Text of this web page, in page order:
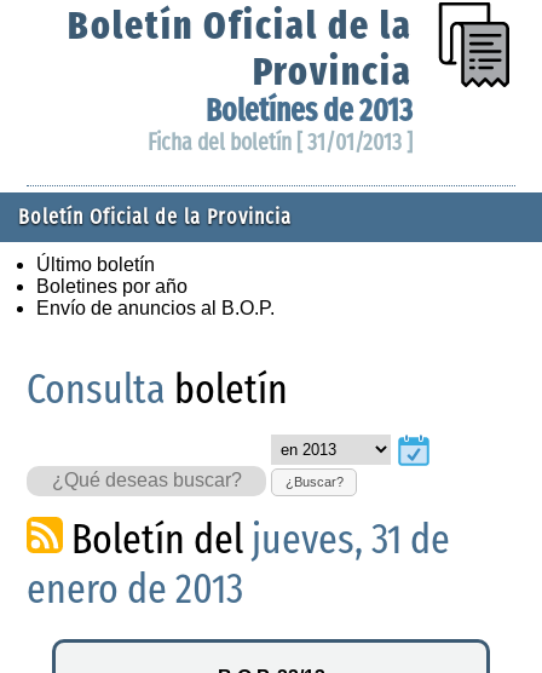
Boletín Oficial de la
Provincia
Boletínes de 2013
Ficha del boletín [ 31/01/2013 ]
Boletín Oficial de la Provincia
Último boletín
Boletines por año
Envío de anuncios al B.O.P.
Consulta boletín
¿Buscar?
Boletín del jueves, 31 de
enero de 2013